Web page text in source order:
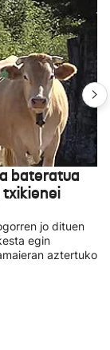
bateratua
jo dituen
egin
aztertuko